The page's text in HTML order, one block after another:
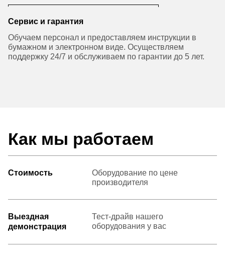
Сервис и гарантия
Обучаем персонал и предоставляем инструкции в
бумажном и электронном виде. Осуществляем
поддержку 24/7 и обслуживаем по гарантии до 5 лет.
Как мы работаем
Стоимость
Оборудование по цене
производителя
Выездная
демонстрация
Тест-драйв нашего
оборудования у вас